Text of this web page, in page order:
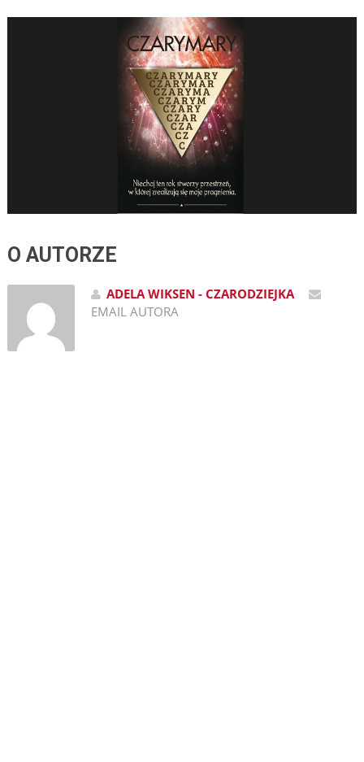
O AUTORZE
ADELA WIKSEN - CZARODZIEJKA
EMAIL AUTORA